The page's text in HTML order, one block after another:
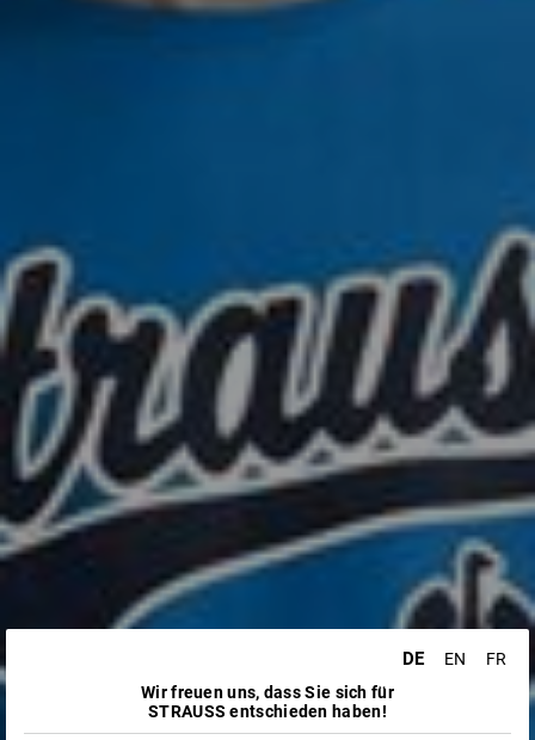
DE EN
FR
Wir freuen uns, dass Sie sich für
STRAUSS entschieden haben!